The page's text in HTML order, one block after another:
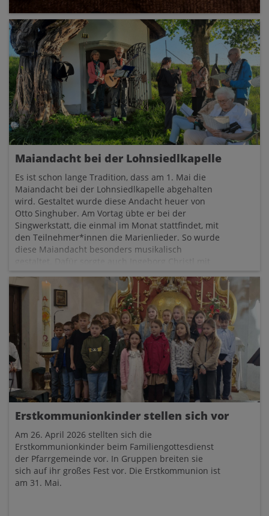
Am 12. Mai 2026 wurde in einem
feierlichen
Festakt in der Aula des Priesternseminarsin
Linz durch Bischof Manfred Scheuer die
Florianmedaille Mag.aJohanna Eisner feierlich
überreicht. Ing. Heinrich Brugger bekam die
Severinmedaille. Die Festrede hielt
Gereralvikar DDr. Severin Lederhilger.
Insgesamt wurden zwölf Madaillen verliehen.
Im Beisein von der Ververantwortlichen der
Pfarre Steyr Pastoralvorständin Mag.aUrsula
Stöckl und Vertreterinnen der Pfarrgemeinde
Steyr-Christkindl wurde der Festakt feierlich
von einem Bläsenensemble junger Musiker
eröffnet.Im Anschluss des Festaktes gab es ein
gemütliches Beisammensein bei Speis und
Drank.
Maiandacht bei der Lohnsiedlkapelle
Es ist schon lange Tradition, dass am 1. Mai die
Maiandacht bei der Lohnsiedlkapelle abgehalten
wird. Gestaltet wurde diese Andacht heuer von
Otto Singhuber. Am Vortag übte er bei der
Singwerkstatt, die einmal im Monat stattfindet, mit
den Teilnehmer*innen die Marienlieder. So wurde
diese Maiandacht besonders musikalisch
Erstkommunionkinder stellen sich vor
Am 26. April 2026 stellten sich die
Erstkommunionkinder beim Familiengottesdienst
der Pfarrgemeinde vor. In Gruppen breiten sie
sich auf ihr großes Fest vor. Die Erstkommunion ist
am 31. Mai.